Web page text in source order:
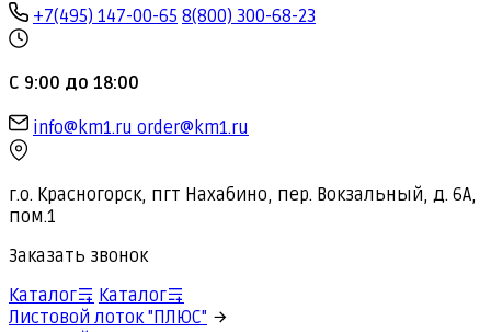
+7(495) 147-00-65 8(800) 300-68-23
С 9:00 до 18:00
info@km1.ru order@km1.ru
г.о. Красногорск, пгт Нахабино, пер. Вокзальный, д. 6А,
пом.1
Заказать звонок
Каталог
Каталог
Листовой лоток "ПЛЮС"